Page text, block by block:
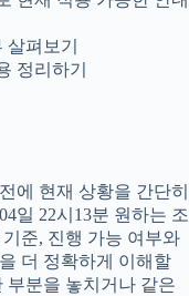
펴보기
정리하기
에 현재 상황을 간단히
일 22시13분 원하는 조
준, 진행 가능 여부와
더 정확하게 이해할
부분을 놓치거나 같은